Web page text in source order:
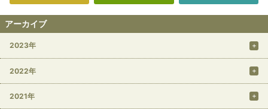
アーカイブ
2023年
2022年
2021年